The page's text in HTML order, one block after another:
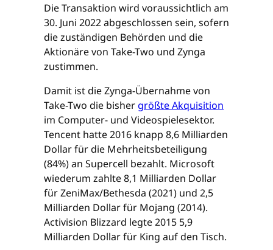
Die Transaktion wird voraussichtlich am
30. Juni 2022 abgeschlossen sein, sofern
die zuständigen Behörden und die
Aktionäre von Take-Two und Zynga
zustimmen.
Damit ist die Zynga-Übernahme von
Take-Two die bisher größte Akquisition
im Computer- und Videospielesektor.
Tencent hatte 2016 knapp 8,6 Milliarden
Dollar für die Mehrheitsbeteiligung
(84%) an Supercell bezahlt. Microsoft
wiederum zahlte 8,1 Milliarden Dollar
für ZeniMax/Bethesda (2021) und 2,5
Milliarden Dollar für Mojang (2014).
Activision Blizzard legte 2015 5,9
Milliarden Dollar für King auf den Tisch.